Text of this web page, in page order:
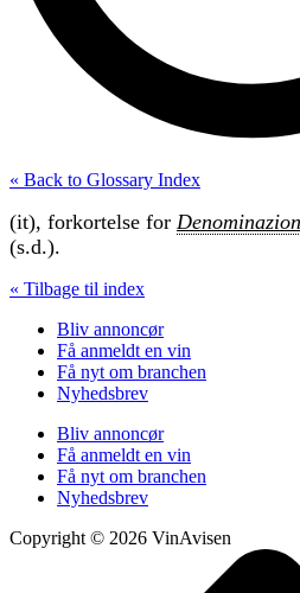
« Back to Glossary Index
(it), forkortelse for
(s.d.).
« Tilbage til index
Bliv annoncør
Få anmeldt en vin
Få nyt om branchen
Nyhedsbrev
Bliv annoncør
Få anmeldt en vin
Få nyt om branchen
Nyhedsbrev
Copyright © 2026 VinAvisen